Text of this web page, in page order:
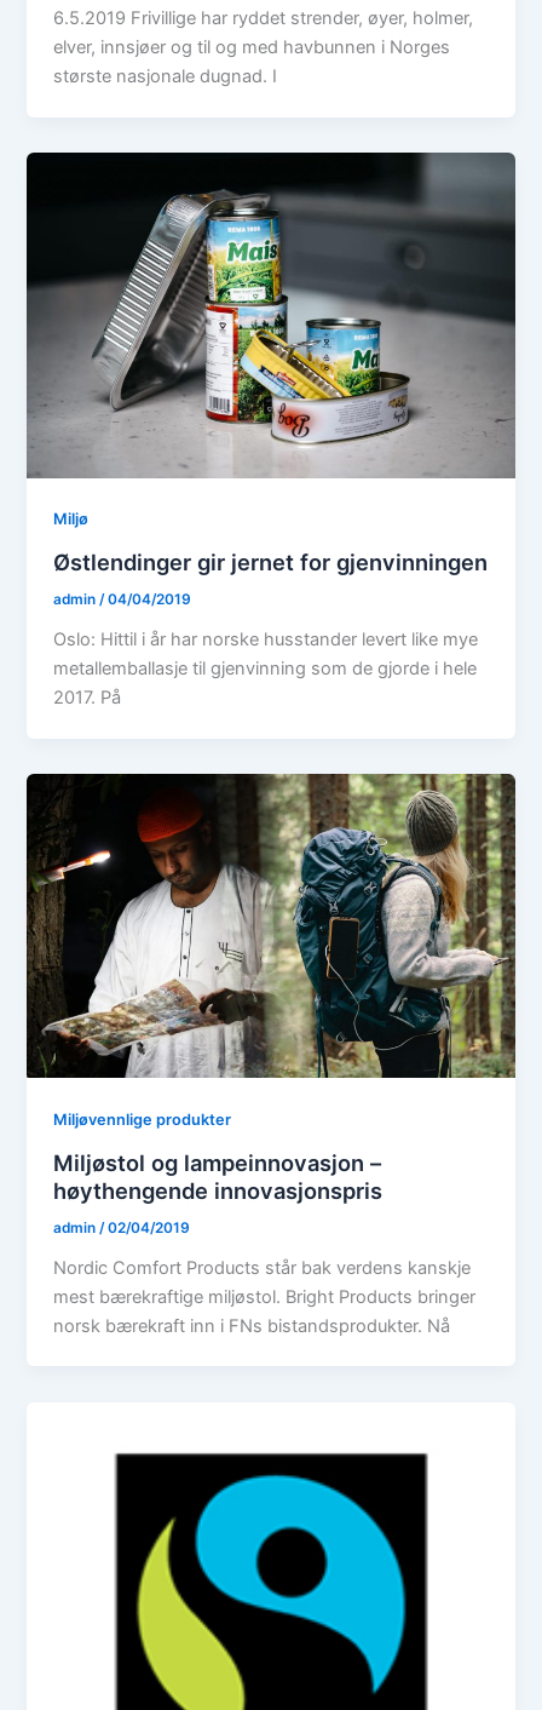
6.5.2019 Frivillige har ryddet strender, øyer, holmer,
elver, innsjøer og til og med havbunnen i Norges
største nasjonale dugnad. I
Miljø
Østlendinger gir jernet for gjenvinningen
admin/04/04/2019
Oslo: Hittil i år har norske husstander levert like mye
metallemballasje til gjenvinning som de gjorde i hele
2017. På
Miljøvennlige produkter
Miljøstol og lampeinnovasjon –
høythengende innovasjonspris
admin /02/04/2019
Nordic Comfort Products står bak verdens kanskje
mest bærekraftige miljøstol. Bright Products bringer
norsk bærekraft inn i FNs bistandsprodukter. Nå